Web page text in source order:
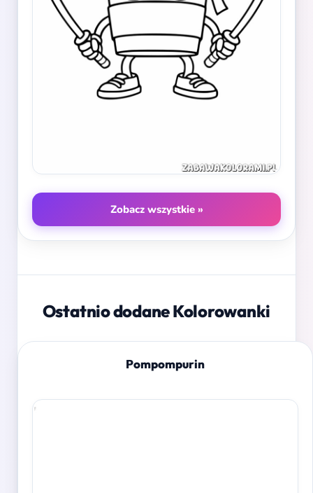
Zobacz wszystkie »
Ostatnio dodane Kolorowanki
Pompompurin